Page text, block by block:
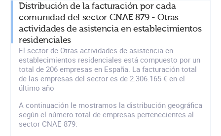
Distribución de la facturación por cada
comunidad del sector CNAE 879 - Otras
actividades de asistencia en establecimientos
residenciales
El sector de Otras actividades de asistencia en
establecimientos residenciales está compuesto por un
total de 206 empresas en España. La facturación total
de las empresas del sector es de 2.306.165 € en el
último año
A continuación le mostramos la distribución geográfica
según el número total de empresas pertenecientes al
sector CNAE 879: